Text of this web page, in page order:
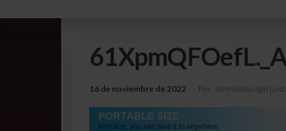
16 de noviembre de 2022 Por